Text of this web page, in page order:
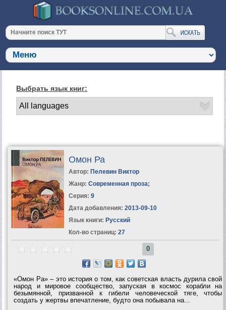
Выбрать язык книг:
Омон Ра
Автор: Пелевин Виктор
Жанр: Современная проза;
Серия: 9
Дата добавления: 2013-09-10
Язык книги: Русский
Кол-во страниц: 27
0
«Омон Ра» – это история о том, как советская власть дурила свой
народ и мировое сообщество, запуская в космос корабли на
безымянной, призванной к гибели человеческой тяге, чтобы
создать у жертвы впечатление, будто она побывала на...